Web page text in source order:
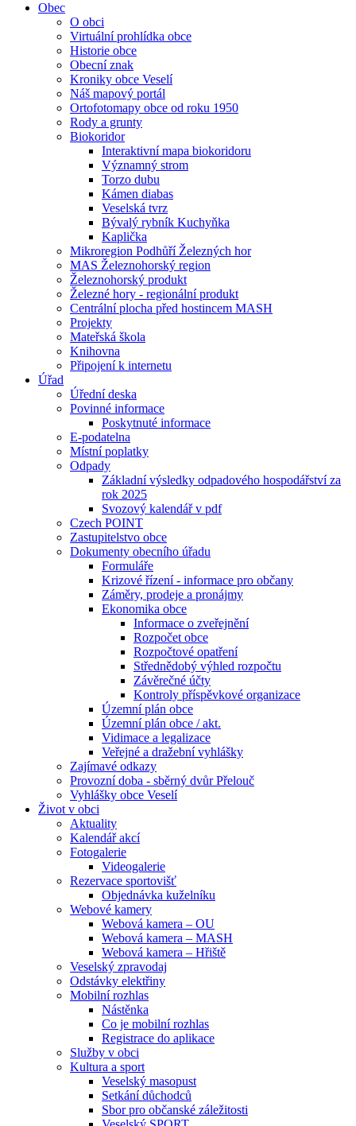
Obec
O obci
Virtuální prohlídka obce
Historie obce
Obecní znak
Kroniky obce Veselí
Náš mapový portál
Ortofotomapy obce od roku 1950
Rody a grunty
Biokoridor
Interaktivní mapa biokoridoru
Významný strom
Torzo dubu
Kámen diabas
Veselská tvrz
Bývalý rybník Kuchyňka
Kaplička
Mikroregion Podhůří Železných hor
MAS Železnohorský region
Železnohorský produkt
Železné hory - regionální produkt
Centrální plocha před hostincem MASH
Projekty
Mateřská škola
Knihovna
Připojení k internetu
Úřad
Úřední deska
Povinné informace
Poskytnuté informace
E-podatelna
Místní poplatky
Odpady
Základní výsledky odpadového hospodářství za
rok 2025
Svozový kalendář v pdf
Czech POINT
Zastupitelstvo obce
Dokumenty obecního úřadu
Formuláře
Krizové řízení - informace pro občany
Záměry, prodeje a pronájmy
Ekonomika obce
Informace o zveřejnění
Rozpočet obce
Rozpočtové opatření
Střednědobý výhled rozpočtu
Závěrečné účty
Kontroly příspěvkové organizace
Územní plán obce
Územní plán obce / akt.
Vidimace a legalizace
Veřejné a dražební vyhlášky
Zajímavé odkazy
Provozní doba - sběrný dvůr Přelouč
Vyhlášky obce Veselí
Život v obci
Aktuality
Kalendář akcí
Fotogalerie
Videogalerie
Rezervace sportovišť
Objednávka kuželníku
Webové kamery
Webová kamera – OU
Webová kamera – MASH
Webová kamera – Hřiště
Veselský zpravodaj
Odstávky elektřiny
Mobilní rozhlas
Nástěnka
Co je mobilní rozhlas
Registrace do aplikace
Služby v obci
Kultura a sport
Veselský masopust
Setkání důchodců
Sbor pro občanské záležitosti